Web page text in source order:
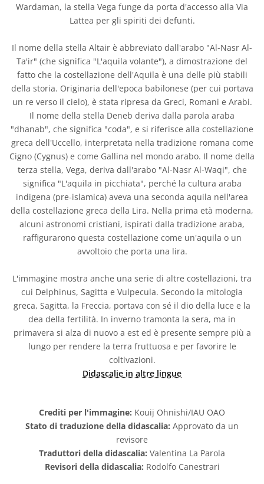
Wardaman, la stella Vega funge da porta d'accesso alla Via
Lattea per gli spiriti dei defunti.
Il nome della stella Altair è abbreviato dall'arabo "Al-Nasr Al-
Ta'ir" (che significa "L'aquila volante"), a dimostrazione del
fatto che la costellazione dell'Aquila è una delle più stabili
della storia. Originaria dell'epoca babilonese (per cui portava
un re verso il cielo), è stata ripresa da Greci, Romani e Arabi.
Il nome della stella Deneb deriva dalla parola araba
"dhanab", che significa "coda", e si riferisce alla costellazione
greca dell'Uccello, interpretata nella tradizione romana come
Cigno (Cygnus) e come Gallina nel mondo arabo. Il nome della
terza stella, Vega, deriva dall'arabo "Al-Nasr Al-Waqi", che
significa "L'aquila in picchiata", perché la cultura araba
indigena (pre-islamica) aveva una seconda aquila nell'area
della costellazione greca della Lira. Nella prima età moderna,
alcuni astronomi cristiani, ispirati dalla tradizione araba,
raffigurarono questa costellazione come un'aquila o un
avvoltoio che porta una lira.
L'immagine mostra anche una serie di altre costellazioni, tra
cui Delphinus, Sagitta e Vulpecula. Secondo la mitologia
greca, Sagitta, la Freccia, portava con sé il dio della luce e la
dea della fertilità. In inverno tramonta la sera, ma in
primavera si alza di nuovo a est ed è presente sempre più a
lungo per rendere la terra fruttuosa e per favorire le
coltivazioni.
Didascalie in altre lingue
Crediti per l'immagine: Kouij Ohnishi/IAU OAO
Stato di traduzione della didascalia: Approvato da un
revisore
Traduttori della didascalia: Valentina La Parola
Revisori della didascalia: Rodolfo Canestrari